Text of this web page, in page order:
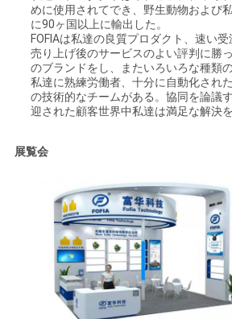
めに使用されてでき、野生動物および
に90ヶ国以上に輸出した。
FOFIAは私達の良質プロダクト、速い
売り上げ後のサービスのよい評判に勝
のブランドをし、またいろいろな種類
私達に熟練労働者、十分に自動化され
の技術的なチームがある。協同を論議
迎された顧客世界中私達は満足な解決を
展覧会